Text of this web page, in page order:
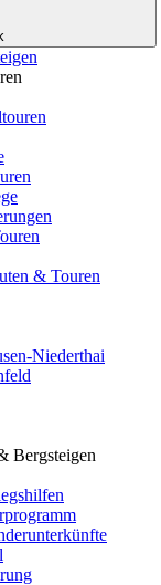
& Touren
Niederthai
Bergsteigen